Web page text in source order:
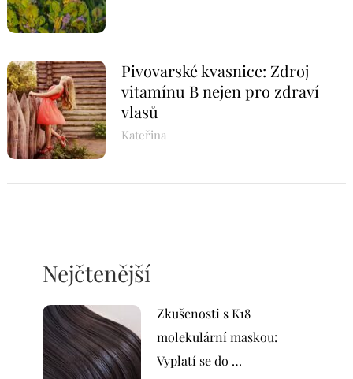
Pivovarské kvasnice: Zdroj
vitamínu B nejen pro zdraví
vlasů
Kateřina
Nejčtenější
Zkušenosti s K18
molekulární maskou:
Vyplatí se do …